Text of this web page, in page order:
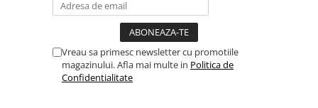
Vreau sa primesc newsletter cu promotiile
magazinului. Afla mai multe in Politica de
Confidentialitate